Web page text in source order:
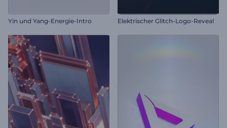
Yin und Yang-Energie-Intro Elektrischer Glitch-Logo-Reveal